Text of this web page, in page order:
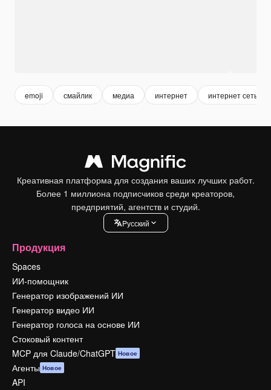
emoji смайлик медиа интернет интернет сеть
Креативная платформа для создания ваших лучших работ.
Более 1 миллиона подписчиков среди креаторов,
предприятий, агентств и студий.
Pусский
Продукция
Spaces
ИИ-помощник
Генератор изображений ИИ
Генератор видео ИИ
Генератор голоса на основе ИИ
Стоковый контент
MCP для Claude/ChatGPT Новое
Агенты Новое
API